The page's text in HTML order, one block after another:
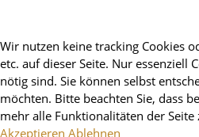
Wir nutzen keine tracking Cookies
etc. auf dieser Seite. Nur essenziell
nötig sind. Sie können selbst
möchten. Bitte beachten Sie, dass
mehr alle Funktionalitäten der Seite
Akzeptieren Ablehnen